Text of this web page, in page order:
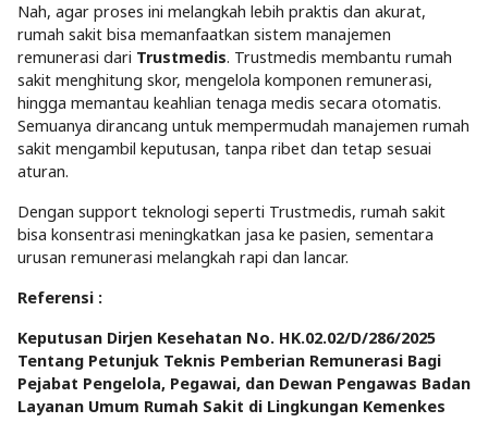
Nah, agar proses ini melangkah lebih praktis dan akurat,
rumah sakit bisa memanfaatkan sistem manajemen
remunerasi dari Trustmedis. Trustmedis membantu rumah
sakit menghitung skor, mengelola komponen remunerasi,
hingga memantau keahlian tenaga medis secara otomatis.
Semuanya dirancang untuk mempermudah manajemen rumah
sakit mengambil keputusan, tanpa ribet dan tetap sesuai
aturan.
Dengan support teknologi seperti Trustmedis, rumah sakit
bisa konsentrasi meningkatkan jasa ke pasien, sementara
urusan remunerasi melangkah rapi dan lancar.
Referensi :
Keputusan Dirjen Kesehatan No. HK.02.02/D/286/2025
Tentang Petunjuk Teknis Pemberian Remunerasi Bagi
Pejabat Pengelola, Pegawai, dan Dewan Pengawas Badan
Layanan Umum Rumah Sakit di Lingkungan Kemenkes